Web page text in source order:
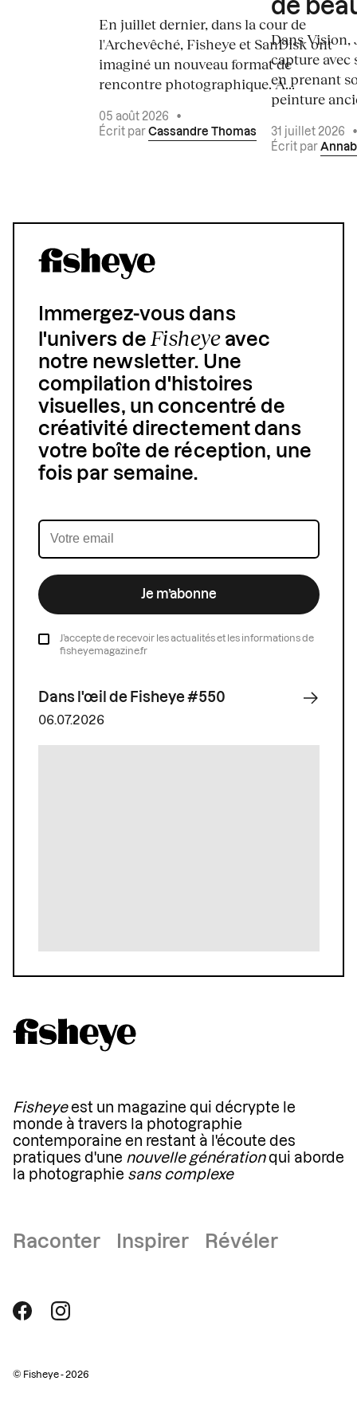
En juillet dernier, dans la cour de
l'Archevêché, Fisheye et SanDisk ont
imaginé un nouveau format de
rencontre photographique. À...
05 août 2026
•
Écrit par Cassandre Thomas
de
Dans
capture avec
en prenant
peinture
31 juillet 2026
Écrit par
Immergez-vous dans
l'univers de Fisheyeavec
notre newsletter. Une
compilation d'histoires
visuelles, un concentré de
créativité directement dans
votre boîte de réception, une
fois par semaine.
Je m’abonne
J’accepte de recevoir les actualités et les informations de
fisheyemagazine.fr
Dans l'œil de Fisheye #550
06.07.2026
Fisheyeest un magazine qui décrypte le
monde à travers la photographie
contemporaine en restant à l'écoute des
pratiques d'une nouvelle générationqui aborde
la photographie sans complexe
Raconter Inspirer Révéler
© Fisheye - 2026